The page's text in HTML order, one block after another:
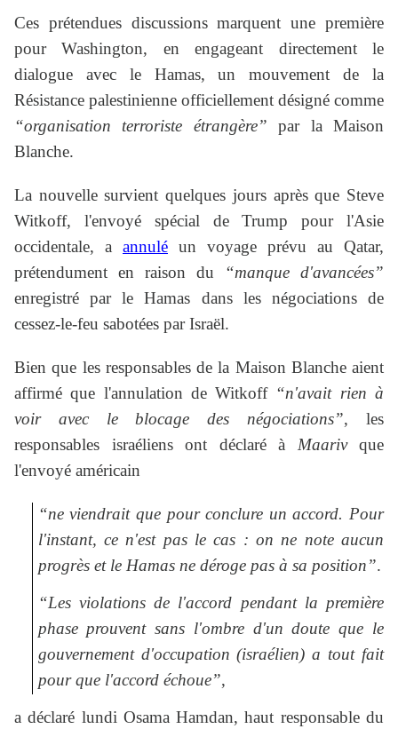
Ces prétendues discussions marquent une première
pour Washington, en engageant directement le
dialogue avec le Hamas, un mouvement de la
Résistance palestinienne officiellement désigné comme
“organisation terroriste étrangère” par la Maison
Blanche.
La nouvelle survient quelques jours après que Steve
Witkoff, l'envoyé spécial de Trump pour l'Asie
occidentale, a annulé un voyage prévu au Qatar,
prétendument en raison du “manque d'avancées”
enregistré par le Hamas dans les négociations de
cessez-le-feu sabotées par Israël.
Bien que les responsables de la Maison Blanche aient
affirmé que l'annulation de Witkoff “n'avait rien à
voir avec le blocage des négociations”, les
responsables israéliens ont déclaré à Maarivque
l'envoyé américain
“ne viendrait que pour conclure un accord. Pour
l'instant, ce n'est pas le cas : on ne note aucun
progrès et le Hamas ne déroge pas à sa position”.
“Les violations de l'accord pendant la première
phase prouvent sans l'ombre d'un doute que le
gouvernement d'occupation (israélien) a tout fait
pour que l'accord échoue”,
a déclaré lundi Osama Hamdan, haut responsable du